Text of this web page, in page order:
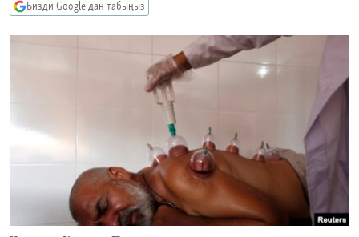
ЭКСПЕРТТЕР ТАЛДАЙТ
АЗАТТЫК+
ЫҢГАЙСЫЗ СУРООЛОР
ӨЗГӨЧӨ ПИКИР
ЭЕ/АРнун бардык сайттары
Бизди Google'дан табыңыз